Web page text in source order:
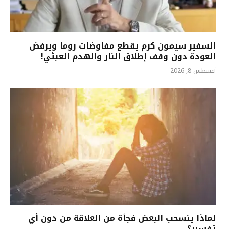
السفير سيمون كرم يقطع مفاوضات روما ويرفض
العودة دون وقف إطلاق النار والهدم العبثي!
أغسطس 8, 2026
لماذا ينسحب البعض فجأة من العلاقة من دون أي